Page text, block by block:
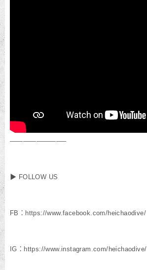
————————–
▶ FOLLOW US
FB：https://www.facebook.com/heichaodive/
IG：https://www.instagram.com/heichaodive/